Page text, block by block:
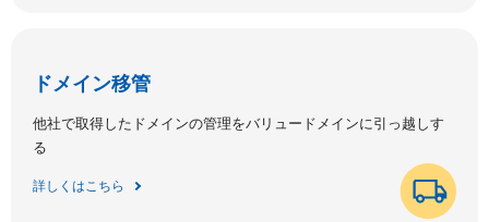
ドメイン移管
他社で取得したドメインの管理をバリュードメインに引っ越しす
る
詳しくはこちら